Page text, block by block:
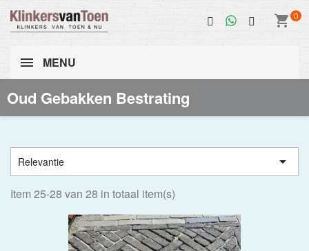
shopping_cart 0
MENU
Oud Gebakken Bestrating
Relevantie 
Item 25-28 van 28 in totaal item(s)